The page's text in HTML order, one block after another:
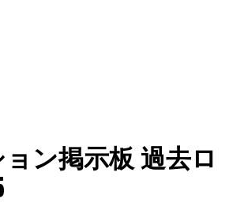
ン通信
を分析するファッション情報サイトです
ン掲示板 過去ロ